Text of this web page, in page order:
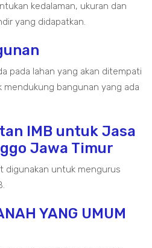
kedalaman, ukuran dan
yang didapatkan.
pada lahan yang akan ditempati
mendukung bangunan yang ada
IMB untuk Jasa
Jawa Timur
digunakan untuk mengurus
YANG UMUM